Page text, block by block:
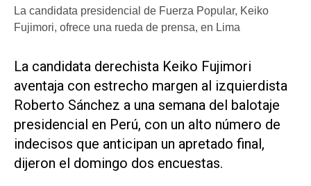
La candidata presidencial de Fuerza Popular, Keiko
Fujimori, ofrece una rueda de prensa, en Lima
La ​candidata derechista Keiko Fujimori
aventaja con estrecho margen al izquierdista
Roberto Sánchez a una semana del balotaje
presidencial ‌en Perú, con un ‌alto número de
indecisos que anticipan un apretado final,
dijeron el domingo dos encuestas.